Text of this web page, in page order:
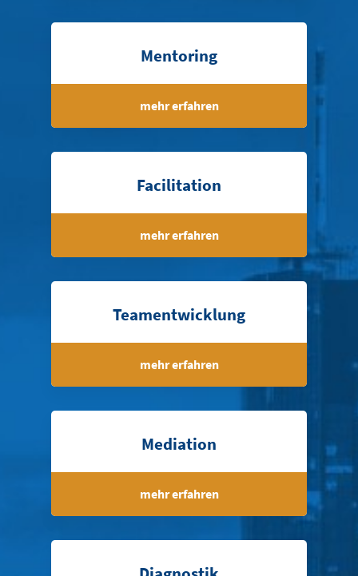
Mentoring
mehr erfahren
Facilitation
mehr erfahren
Teamentwicklung
mehr erfahren
Mediation
mehr erfahren